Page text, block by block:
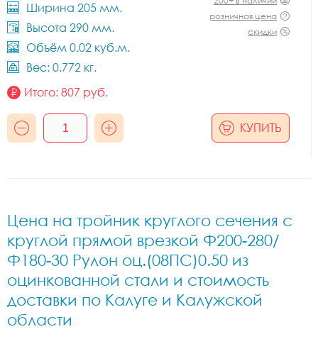
Ширина 205 мм.
Высота 290 мм.
Объём 0.02 куб.м.
Вес: 0.772 кг.
розничная цена
скидки
Итого: 807 руб.
КУПИТЬ
Цена на тройник круглого сечения с
круглой прямой врезкой Ф200-280/
Ф180-30 Рулон оц.(08ПС)0.50 из
оцинкованной стали и стоимость
доставки по Калуге и Калужской
области